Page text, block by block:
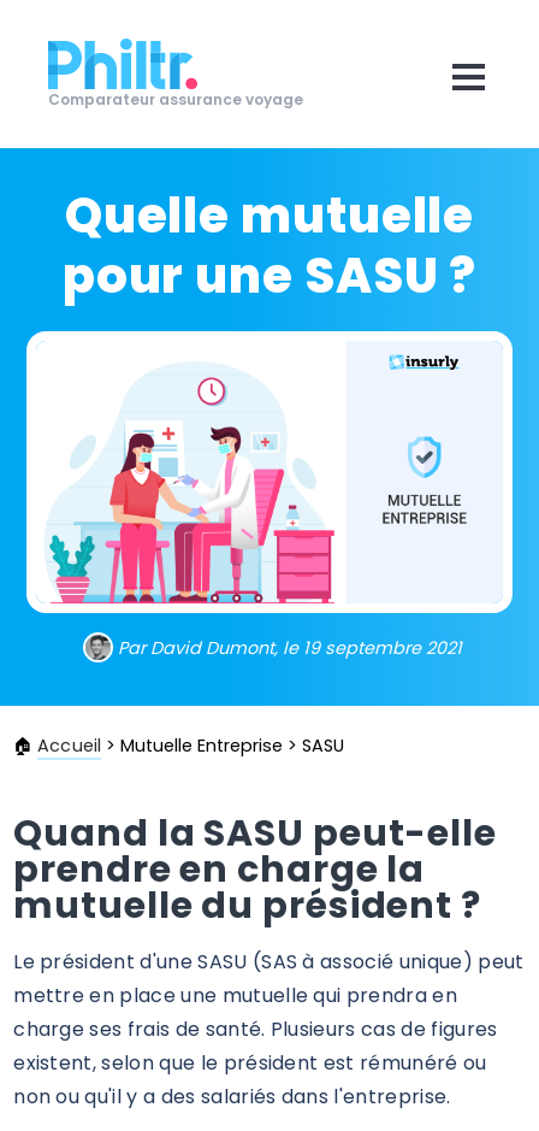
Comparateur assurance voyage
Quelle mutuelle
pour une SASU ?
Par David Dumont, le 19 septembre 2021
🏠Accueil > Mutuelle Entreprise > SASU
Quand la SASU peut-elle
prendre en charge la
mutuelle du président ?
Le président d'une SASU (SAS à associé unique) peut
mettre en place une mutuelle qui prendra en
charge ses frais de santé. Plusieurs cas de figures
existent, selon que le président est rémunéré ou
non ou qu'il y a des salariés dans l'entreprise.